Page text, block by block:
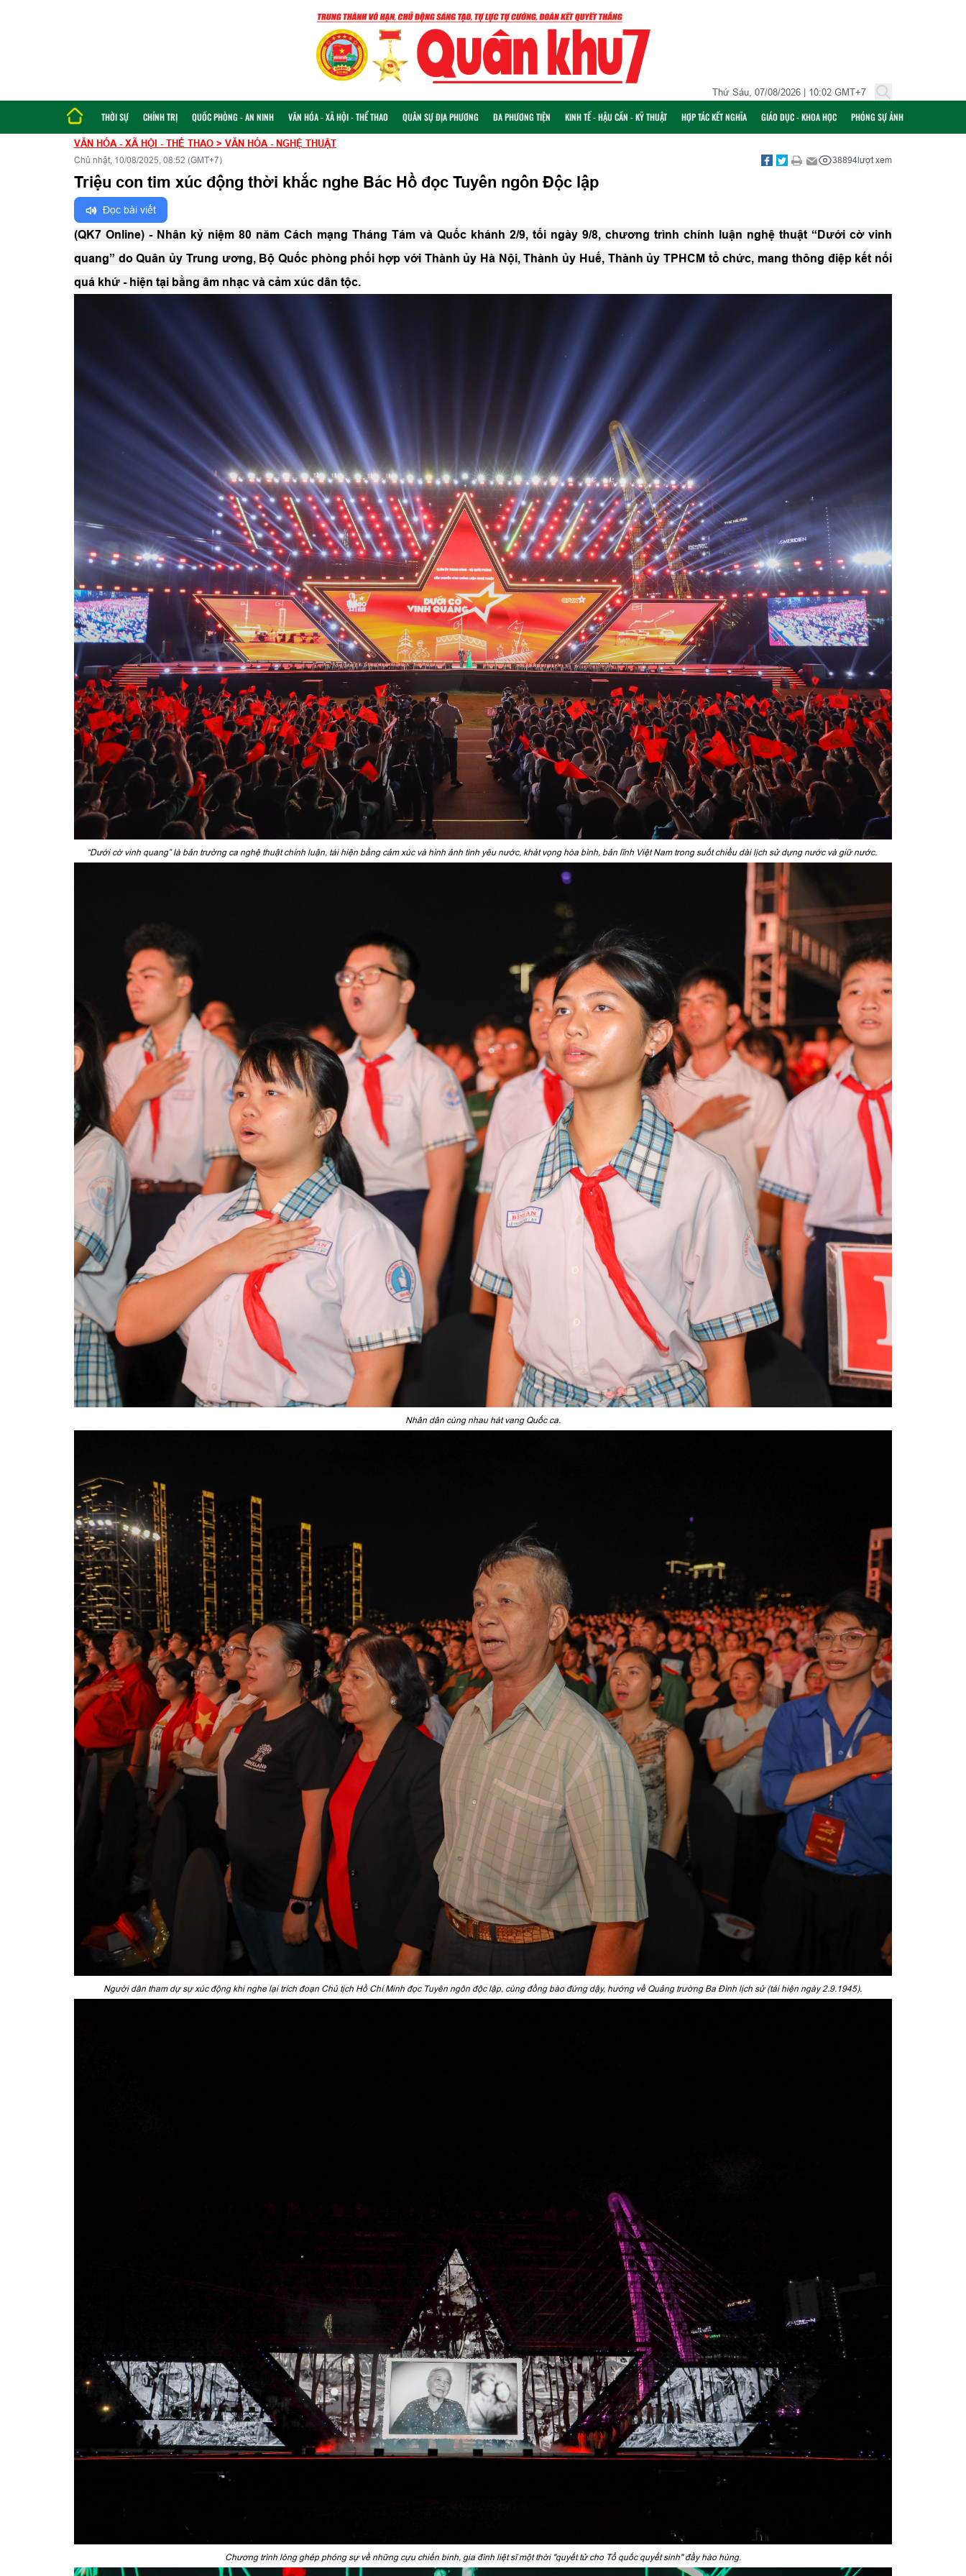
Thứ Sáu, 07/08/2026 | 10:02 GMT+7
THỜI SỰ CHÍNH TRỊ QUỐC PHÒNG - AN NINH VĂN HÓA - XÃ HỘI - THỂ THAO QUÂN SỰ ĐỊA PHƯƠNG ĐA PHƯƠNG TIỆN KINH TẾ - HẬU CẦN - KỸ THUẬT HỢP TÁC KẾT NGHĨA GIÁO DỤC - KHOA HỌC PHÓNG SỰ ẢNH
VĂN HÓA - XÃ HỘI - THỂ THAO > VĂN HÓA - NGHỆ THUẬT
Chủ nhật, 10/08/2025, 08:52 (GMT+7) 38894lượt xem
Triệu con tim xúc động thời khắc nghe Bác Hồ đọc Tuyên ngôn Độc lập
Đọc bài viết
(QK7 Online) - Nhân kỷ niệm 80 năm Cách mạng Tháng Tám và Quốc khánh 2/9, tối ngày 9/8, chương trình chính luận nghệ thuật “Dưới cờ vinh
quang” do Quân ủy Trung ương, Bộ Quốc phòng phối hợp với Thành ủy Hà Nội, Thành ủy Huế, Thành ủy TPHCM tổ chức, mang thông điệp kết nối
quá khứ - hiện tại bằng âm nhạc và cảm xúc dân tộc.
“Dưới cờ vinh quang” là bản trường ca nghệ thuật chính luận, tái hiện bằng cảm xúc và hình ảnh tình yêu nước, khát vọng hòa bình, bản lĩnh Việt Nam trong suốt chiều dài lịch sử dựng nước và giữ nước.
Nhân dân cùng nhau hát vang Quốc ca.
Người dân tham dự sự xúc động khi nghe lại trích đoạn Chủ tịch Hồ Chí Minh đọc Tuyên ngôn độc lập, cùng đồng bào đứng dậy, hướng về Quảng trường Ba Đình lịch sử (tái hiện ngày 2.9.1945).
Chương trình lòng ghép phóng sự về những cựu chiến binh, gia đình liệt sĩ một thời "quyết tử cho Tổ quốc quyết sinh" đầy hào hùng.